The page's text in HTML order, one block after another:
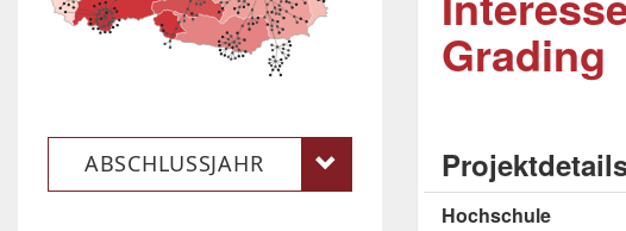
Grading
Hochschule
ABSCHLUSSJAHR